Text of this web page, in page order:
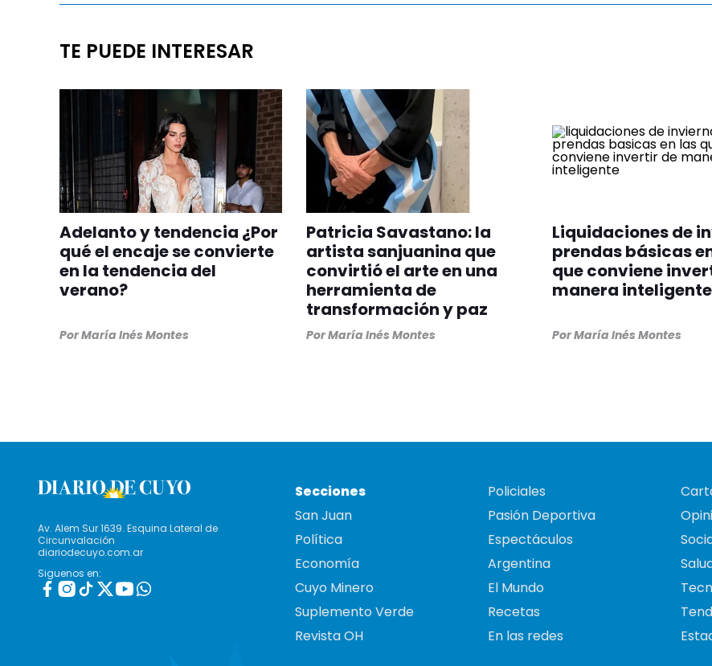
TE PUEDE INTERESAR
Adelanto y tendencia ¿Por
qué el encaje se convierte
en la tendencia del
verano?
PorMaría Inés Montes
Patricia Savastano: la
artista sanjuanina que
convirtió el arte en una
herramienta de
transformación y paz
PorMaría Inés Montes
Liquidaciones de
prendas básicas
que conviene
manera inteligente
PorMaría Inés Montes
Av. Alem Sur 1639. Esquina Lateral de
Circunvalación
diariodecuyo.com.ar
Siguenos en:
Secciones
San Juan
Política
Economía
Cuyo Minero
Suplemento Verde
Revista OH
Policiales
Pasión Deportiva
Espectáculos
Argentina
El Mundo
Recetas
En las redes